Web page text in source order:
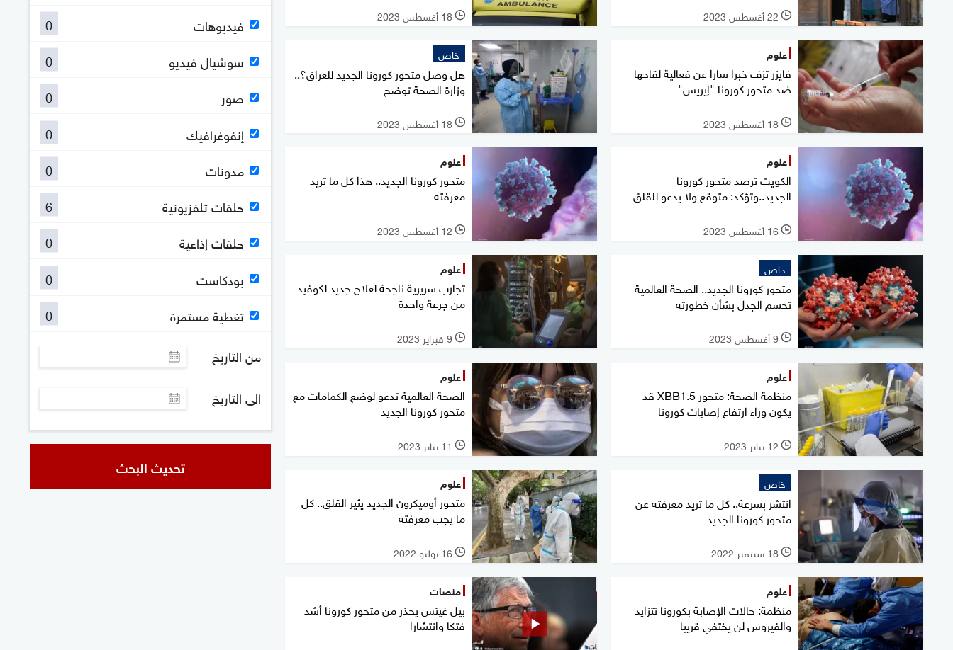
l 22 أغسطس 2023 l 18 أغسطس 2023
علوم
فايزر تزف خبرا سارا عن فعالية لقاحها
ضد متحور كورونا "إيريس"
l 18 أغسطس 2023
خاص
هل وصل متحور كورونا الجديد للعراق؟..
وزارة الصحة توضح
l 18 أغسطس 2023
علوم
الكويت ترصد متحور كورونا
الجديد..وتؤكد: متوقع ولا يدعو للقلق
l 16 أغسطس 2023
علوم
متحور كورونا الجديد.. هذا كل ما تريد
معرفته
l 12 أغسطس 2023
خاص
متحور كورونا الجديد.. الصحة العالمية
تحسم الجدل بشأن خطورته
l 9 أغسطس 2023
علوم
تجارب سريرية ناجحة لعلاج جديد لكوفيد
من جرعة واحدة
l 9 فبراير 2023
علوم
منظمة الصحة: متحور XBB1.5 قد
يكون وراء ارتفاع إصابات كورونا
l 12 يناير 2023
علوم
الصحة العالمية تدعو لوضع الكمامات مع
متحور كورونا الجديد
l 11 يناير 2023
خاص
انتشر بسرعة.. كل ما تريد معرفته عن
متحور كورونا الجديد
l 18 سبتمبر 2022
علوم
متحور أوميكرون الجديد يثير القلق.. كل
ما يجب معرفته
l 16 يوليو 2022
علوم
منظمة: حالات الإصابة بكورونا تتزايد
والفيروس لن يختفي قريبا
منصات
بيل غيتس يحذر من متحور كورونا أشد
فتكا وانتشارا
فيديوهات
0
سوشيال فيديو
0
صور
0
إنفوغرافيك
0
مدونات
0
حلقات تلفزيونية
6
حلقات إذاعية
0
بودكاست
0
تغطية مستمرة
0
من التاريخ
الى التاريخ
تحديث البحث